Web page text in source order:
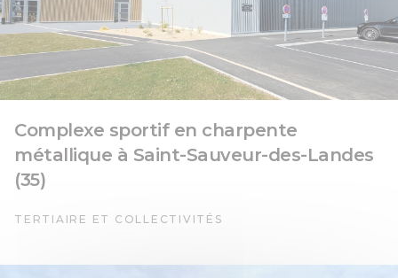
Complexe sportif en charpente
métallique à Saint-Sauveur-des-Landes
(35)
TERTIAIRE ET COLLECTIVITÉS